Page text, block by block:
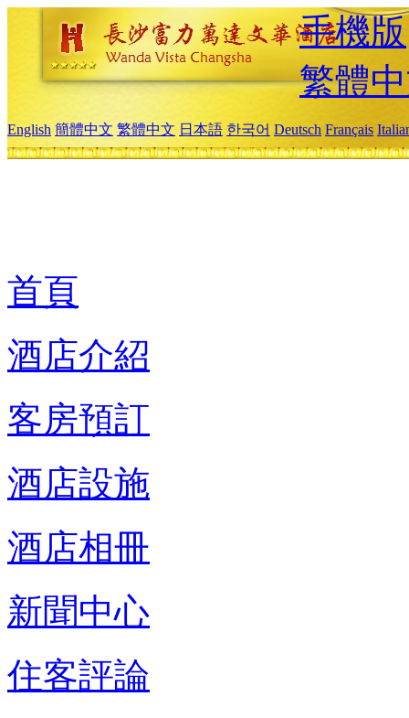
手機版
繁體
English 簡體中文 繁體中文 日本語 한국어 Deutsch Français
首頁
酒店介紹
客房預訂
酒店設施
酒店相冊
新聞中心
住客評論